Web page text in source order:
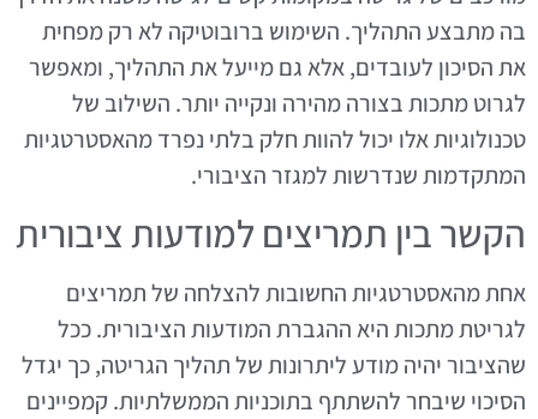
בה מתבצע התהליך. השימוש ברובוטיקה לא רק מפחית
את הסיכון לעובדים, אלא גם מייעל את התהליך, ומאפשר
לגרוט מתכות בצורה מהירה ונקייה יותר. השילוב של
טכנולוגיות אלו יכול להוות חלק בלתי נפרד מהאסטרטגיות
המתקדמות שנדרשות למגזר הציבורי.
הקשר בין תמריצים למודעות ציבורית
אחת מהאסטרטגיות החשובות להצלחה של תמריצים
לגריטת מתכות היא ההגברת המודעות הציבורית. ככל
שהציבור יהיה מודע ליתרונות של תהליך הגריטה, כך יגדל
הסיכוי שיבחר להשתתף בתוכניות הממשלתיות. קמפיינים